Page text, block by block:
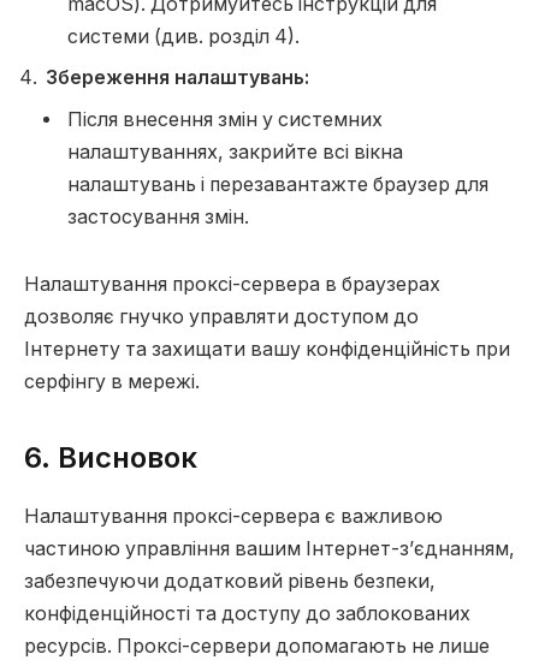
системи (див. розділ 4).
Збереження налаштувань:
Після внесення змін у системних
налаштуваннях, закрийте всі вікна
налаштувань і перезавантажте браузер для
застосування змін.
Налаштування проксі-сервера в браузерах
дозволяє гнучко управляти доступом до
Інтернету та захищати вашу конфіденційність при
серфінгу в мережі.
6. Висновок
Налаштування проксі-сервера є важливою
частиною управління вашим Інтернет-з’єднанням,
забезпечуючи додатковий рівень безпеки,
конфіденційності та доступу до заблокованих
ресурсів. Проксі-сервери допомагають не лише